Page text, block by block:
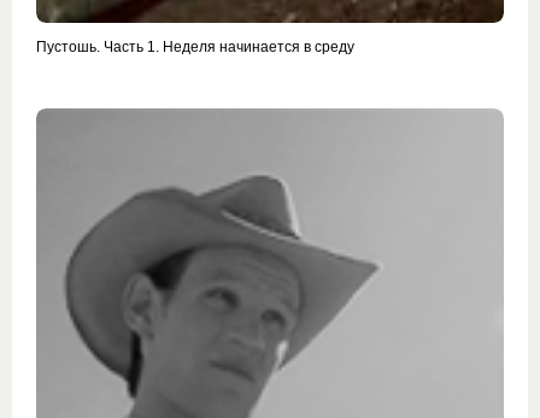
Пустошь. Часть 1. Неделя начинается в среду